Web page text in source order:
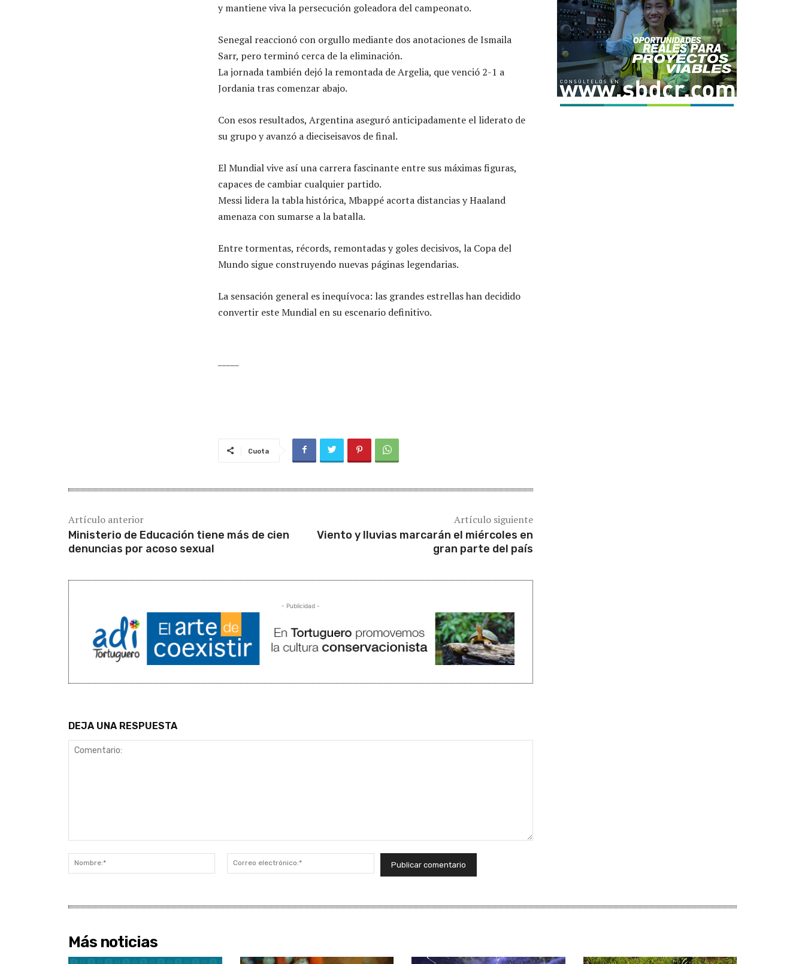
y mantiene viva la persecución goleadora del campeonato.
Senegal reaccionó con orgullo mediante dos anotaciones de Ismaila
Sarr, pero terminó cerca de la eliminación.
La jornada también dejó la remontada de Argelia, que venció 2-1 a
Jordania tras comenzar abajo.
Con esos resultados, Argentina aseguró anticipadamente el liderato de
su grupo y avanzó a dieciseisavos de final.
El Mundial vive así una carrera fascinante entre sus máximas figuras,
capaces de cambiar cualquier partido.
Messi lidera la tabla histórica, Mbappé acorta distancias y Haaland
amenaza con sumarse a la batalla.
Entre tormentas, récords, remontadas y goles decisivos, la Copa del
Mundo sigue construyendo nuevas páginas legendarias.
La sensación general es inequívoca: las grandes estrellas han decidido
convertir este Mundial en su escenario definitivo.
Cuota
Artículo anterior
Ministerio de Educación tiene más de cien
denuncias por acoso sexual
Artículo siguiente
Viento y lluvias marcarán el miércoles en
gran parte del país
- Publicidad -
DEJA UNA RESPUESTA
Nombre:*
electrónico:*
Más noticias